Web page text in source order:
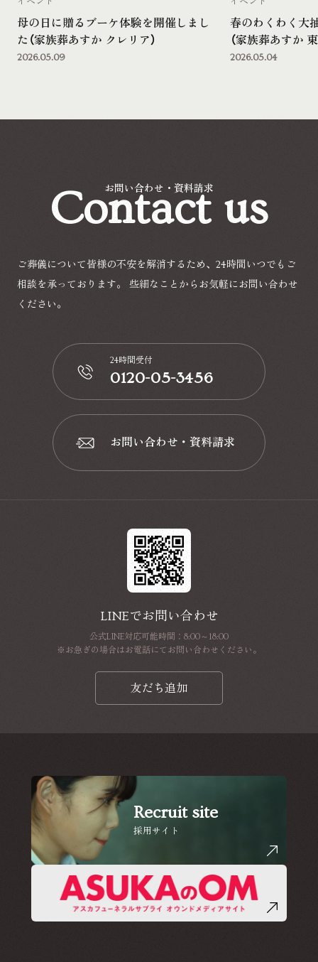
母の日に贈るブーケ体験を開催しまし
た（家族葬あすか クレリア）
2026.05.09
春のわくわく大
（家族葬あすか
2026.05.04
お問い合わせ・資料請求
Contact us
ご葬儀について皆様の不安を解消するため、24時間いつでもご
相談を承っております。
些細なことからお気軽にお問い合わせ
ください。
📞
24時間受付
0120-05-3456
📩
お問い合わせ・資料請求
LINEでお問い合わせ
公式LINE対応可能時間：8:00～18:00
※お急ぎの場合はお電話にてお問い合わせください。
友だち追加
採用サイト
Recruit site